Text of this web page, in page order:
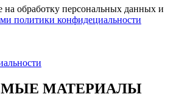
на обработку персональных данных и
политики конфидециальности
МАТЕРИАЛЫ